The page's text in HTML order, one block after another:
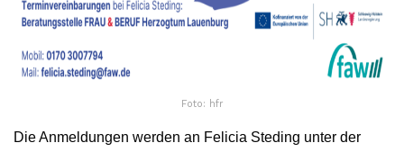
Foto: hfr
Die Anmeldungen werden an Felicia Steding unter der